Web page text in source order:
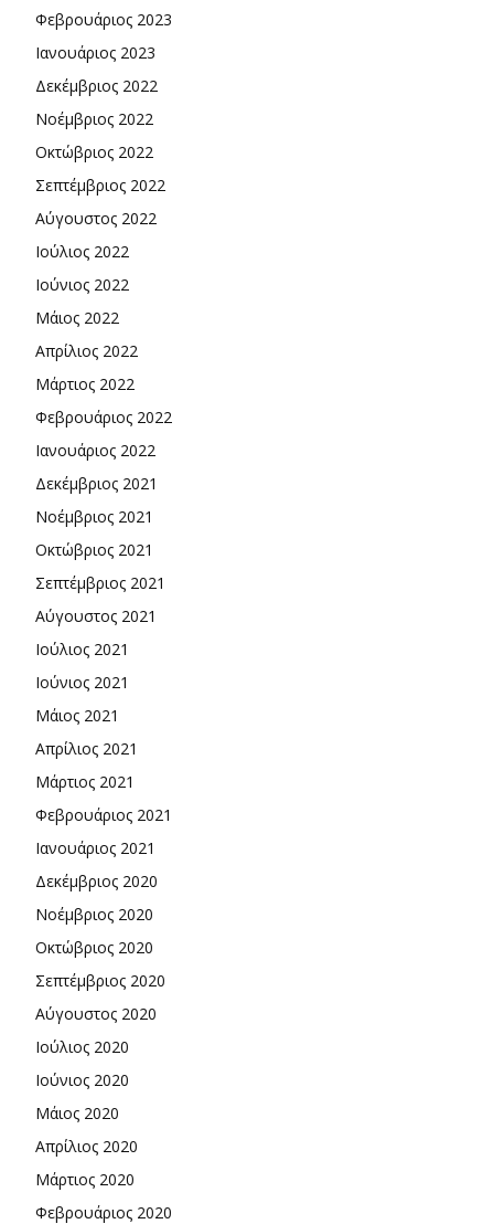
Φεβρουάριος 2023
Ιανουάριος 2023
Δεκέμβριος 2022
Νοέμβριος 2022
Οκτώβριος 2022
Σεπτέμβριος 2022
Αύγουστος 2022
Ιούλιος 2022
Ιούνιος 2022
Μάιος 2022
Απρίλιος 2022
Μάρτιος 2022
Φεβρουάριος 2022
Ιανουάριος 2022
Δεκέμβριος 2021
Νοέμβριος 2021
Οκτώβριος 2021
Σεπτέμβριος 2021
Αύγουστος 2021
Ιούλιος 2021
Ιούνιος 2021
Μάιος 2021
Απρίλιος 2021
Μάρτιος 2021
Φεβρουάριος 2021
Ιανουάριος 2021
Δεκέμβριος 2020
Νοέμβριος 2020
Οκτώβριος 2020
Σεπτέμβριος 2020
Αύγουστος 2020
Ιούλιος 2020
Ιούνιος 2020
Μάιος 2020
Απρίλιος 2020
Μάρτιος 2020
Φεβρουάριος 2020